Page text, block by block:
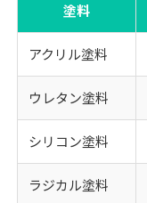
塗料
アクリル塗料
ウレタン塗料
シリコン塗料
ラジカル塗料